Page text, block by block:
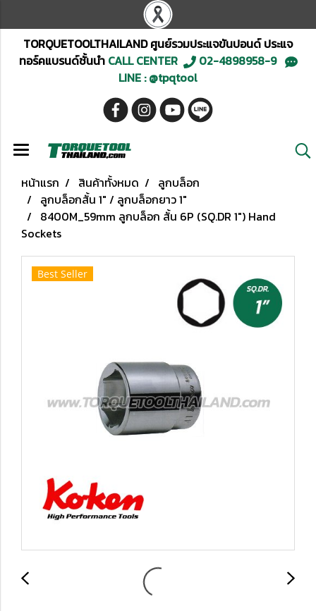
TORQUETOOLTHAILAND ศูนย์รวมประแจขันปอนด์ ประแจ
ทอร์คแบรนด์ชั้นนำCALL CENTER
02-4898958-9
LINE : @tpqtool
หน้าแรก สินค้าทั้งหมด
ลูกบล็อก
ลูกบล็อกสั้น 1" / ลูกบล็อกยาว 1"
8400M_59mm ลูกบล็อก สั้น 6P (SQ.DR 1") Hand
Sockets
Best Seller